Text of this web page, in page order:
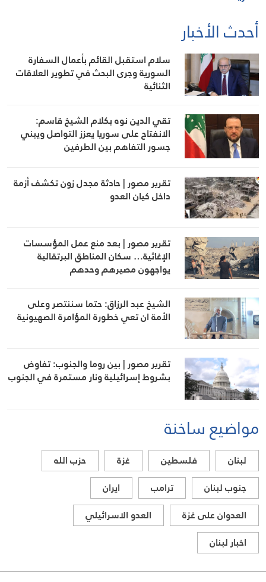
أحدث الأخبار
سلام استقبل القائم بأعمال السفارة
السورية وجرى البحث في تطوير العلاقات
الثنائية
تقي الدين نوه بكلام الشيخ قاسم:
الانفتاح على سوريا يعزز التواصل ويبني
جسور التفاهم بين الطرفين
تقرير مصور | حادثة مجدل زون تكشف أزمة
داخل كيان العدو
تقرير مصور | بعد منع عمل المؤسسات
الإغاثية… سكان المناطق البرتقالية
يواجهون مصيرهم وحدهم
الشيخ عبد الرزاق: حتما سننتصر وعلى
الأمة ان تعي خطورة المؤامرة الصهيونية
تقرير مصور | بين روما والجنوب: تفاوض
بشروط إسرائيلية ونار مستمرة في الجنوب
مواضيع ساخنة
لبنان فلسطين غزة
حزب الله
جنوب لبنان
ترامب
ايران
العدوان على غزة
العدو الاسرائيلي
اخبار لبنان